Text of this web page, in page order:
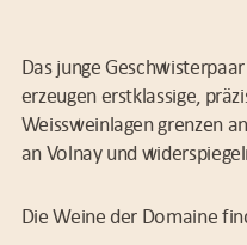
Das junge
erzeugen erstklassige,
Weissweinlagen grenzen
an Volnay und
Die Weine der Domaine